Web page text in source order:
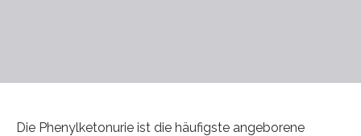
Die Phenylketonurie ist die häufigste angeborene